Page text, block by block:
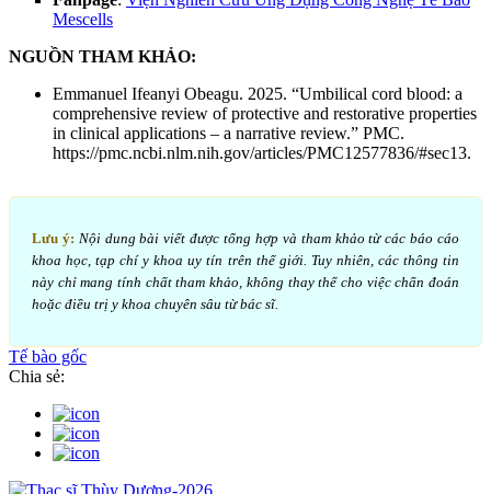
Mescells
NGUỒN THAM KHẢO:
Emmanuel Ifeanyi Obeagu. 2025. “Umbilical cord blood: a
comprehensive review of protective and restorative properties
in clinical applications – a narrative review.” PMC.
https://pmc.ncbi.nlm.nih.gov/articles/PMC12577836/#sec13.
Lưu ý: Nội dung bài viết được tổng hợp và tham khảo từ các báo cáo
khoa học, tạp chí y khoa uy tín trên thế giới. Tuy nhiên, các thông tin
này chỉ mang tính chất tham khảo, không thay thế cho việc chẩn đoán
hoặc điều trị y khoa chuyên sâu từ bác sĩ.
Tế bào gốc
Chia sẻ: